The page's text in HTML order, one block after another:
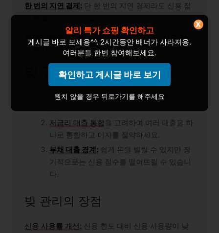
한 번의 지연 결제: 단 한 번의 지연 결제라도 신용 점
수를 떨어뜨릴 수 있습니다.
결제 기한 확인: 결제 기한은 회사마다 다르므로 청구
서를 자세히 확인하세요.
빚 관리의 기술
신용 한도 내에서 사용하고 지출을 추적하세
저금리 대출 통합을 고려하여 여러 대출을 하
나로 통합하고 이자를 절약하세요.
부채 대출 경계: 쉽게 돈을 빌릴 수 있지만 장
기적으로는 신용 점수를 떨어뜨릴 수 있습니
다.
빚 관리의 장점
신용 사용률 개선: 신용 한도 대비 신용 사용량이 낮
알리 특가 쇼핑 확인하고
게시글 바로 보세용^^. 2시간동안 배너가 사라져용.
여러분들 한번 참여해보세요.
확인하고 게시글 바로 보기
원치 않을 경우 뒤로가기를 해주세요
X